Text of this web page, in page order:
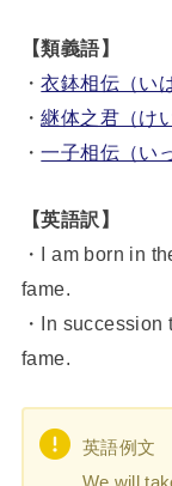
【類義語】
・衣鉢相伝（い
・継体之君（け
・一子相伝（い
【英語訳】
・I am born in
fame.
・In
fame.
英語例文
We will